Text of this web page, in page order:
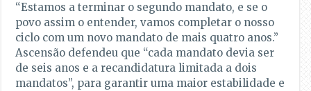
“Estamos a terminar o segundo mandato, e se o
povo assim o entender, vamos completar o nosso
ciclo com um novo mandato de mais quatro anos.”
Ascensão defendeu que “cada mandato devia ser
de seis anos e a recandidatura limitada a dois
mandatos”, para garantir uma maior estabilidade e